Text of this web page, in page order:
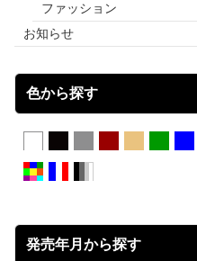
ファッション
お知らせ
色から探す
発売年月から探す